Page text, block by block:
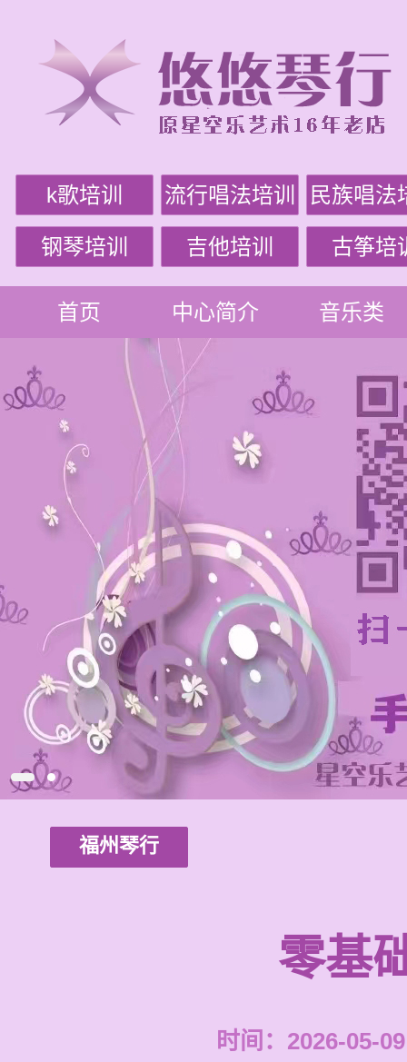
k歌培训 流行唱法培训 民族唱法
钢琴培训 吉他培训 古筝培
首页 中心简介 音乐类
福州琴行
零基
时间：2026-05-